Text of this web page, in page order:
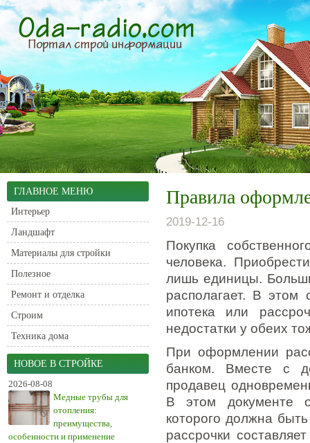
ГЛАВНОЕ МЕНЮ
Интерьер
Ландшафт
Материалы для стройки
Полезное
Ремонт и отделка
Строим
Техника дома
НОВОЕ В СТРОЙКЕ
2026-08-08
Медные трубы для
отопления:
преимущества,
особенности и применение
Правила
2019-12-16
Покупка
человека.
лишь единицы.
располагает. В этом
ипотека или
недостатки у обеих
При оформлении
банком. Вместе с
продавец
В этом документе
которого должна
рассрочки